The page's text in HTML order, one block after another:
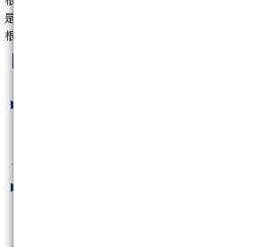
是一套能釣大魚的技巧。
根根的衝浪日誌
Logan羅根